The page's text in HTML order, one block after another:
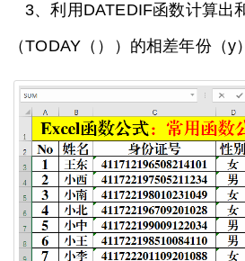
3、利用DATEDIF函数计算出
（TODAY（））的相差年份（y